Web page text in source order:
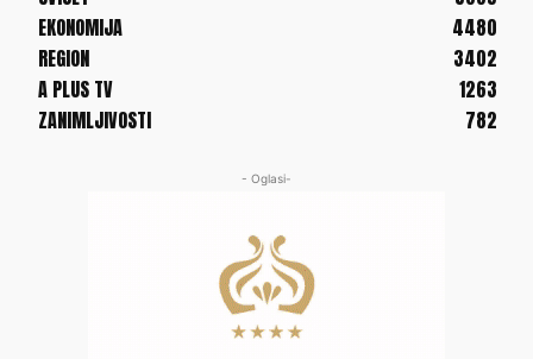
EKONOMIJA
4480
REGION
3402
A PLUS TV
1263
ZANIMLJIVOSTI
782
- Oglasi-